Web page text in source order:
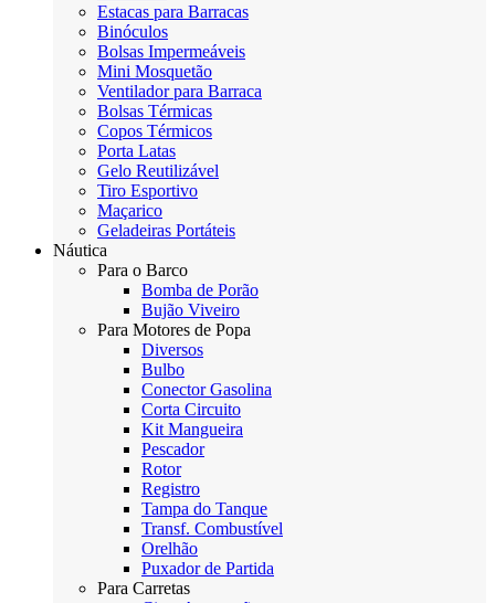
Estacas para Barracas
Binóculos
Bolsas Impermeáveis
Mini Mosquetão
Ventilador para Barraca
Bolsas Térmicas
Copos Térmicos
Porta Latas
Gelo Reutilizável
Tiro Esportivo
Maçarico
Geladeiras Portáteis
Náutica
Para o Barco
Bomba de Porão
Bujão Viveiro
Para Motores de Popa
Diversos
Bulbo
Conector Gasolina
Corta Circuito
Kit Mangueira
Pescador
Rotor
Registro
Tampa do Tanque
Transf. Combustível
Orelhão
Puxador de Partida
Para Carretas